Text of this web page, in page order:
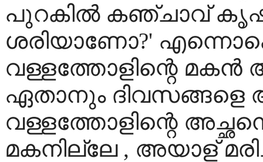
പുറകില്‍ കഞ്ചാവ്
ശരിയാണോ?'
വള്ളത്തോളിന്റെ മകന്‍
ഏതാനും ദിവസങ്ങളെ
വള്ളത്തോളിന്റെ
മകനില്ലേ , അയാള്